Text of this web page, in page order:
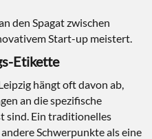
den Spagat zwischen
Start-up meistert.
Etikette
hängt oft davon ab,
an die spezifische
sind. Ein traditionelles
Schwerpunkte als eine